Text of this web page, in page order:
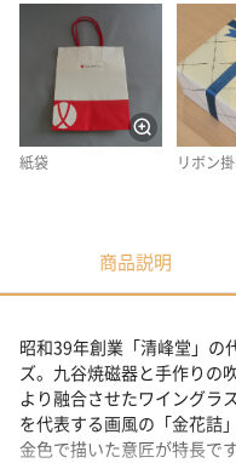
紙袋 リボン
商品説明
昭和39年創業「清峰堂」の
ズ。九谷焼磁器と手作りの
より融合させたワイングラ
を代表する画風の「金花詰
金色で描いた意匠が特長です